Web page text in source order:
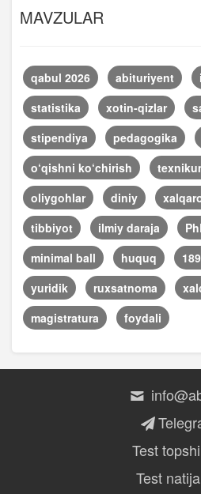
MAVZULAR
qabul 2026 abituriyent
statistika
xotin-qizlar
stipendiya
pedagogika
o‘qishni ko‘chirish
oliygohlar
diniy
tibbiyot
ilmiy daraja
minimal ball
huquq
yuridik
ruxsatnoma
magistratura
foydali
Test
Test